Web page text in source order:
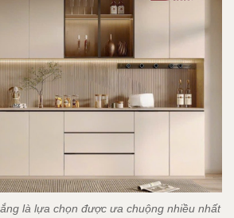
là lựa chọn được ưa chuộng nhiều nhất